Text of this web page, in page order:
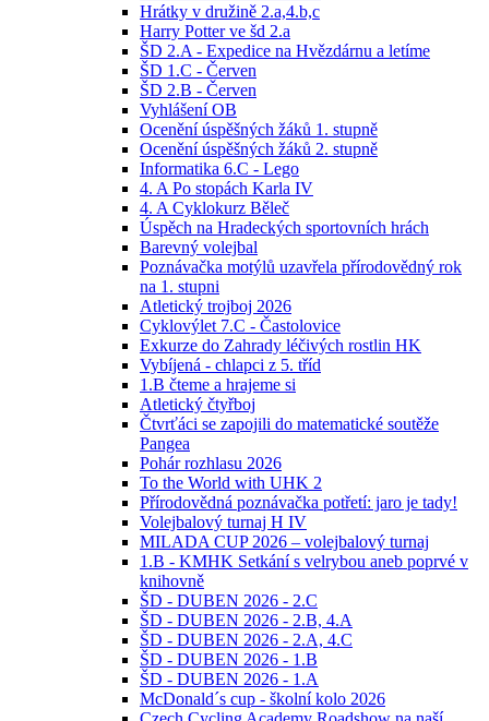
Hrátky v družině 2.a,4.b,c
Harry Potter ve šd 2.a
ŠD 2.A - Expedice na Hvězdárnu a letíme
ŠD 1.C - Červen
ŠD 2.B - Červen
Vyhlášení OB
Ocenění úspěšných žáků 1. stupně
Ocenění úspěšných žáků 2. stupně
Informatika 6.C - Lego
4. A Po stopách Karla IV
4. A Cyklokurz Běleč
Úspěch na Hradeckých sportovních hrách
Barevný volejbal
Poznávačka motýlů uzavřela přírodovědný rok
na 1. stupni
Atletický trojboj 2026
Cyklovýlet 7.C - Častolovice
Exkurze do Zahrady léčivých rostlin HK
Vybíjená - chlapci z 5. tříd
1.B čteme a hrajeme si
Atletický čtyřboj
Čtvrťáci se zapojili do matematické soutěže
Pangea
Pohár rozhlasu 2026
To the World with UHK 2
Přírodovědná poznávačka potřetí: jaro je tady!
Volejbalový turnaj H IV
MILADA CUP 2026 – volejbalový turnaj
1.B - KMHK Setkání s velrybou aneb poprvé v
knihovně
ŠD - DUBEN 2026 - 2.C
ŠD - DUBEN 2026 - 2.B, 4.A
ŠD - DUBEN 2026 - 2.A, 4.C
ŠD - DUBEN 2026 - 1.B
ŠD - DUBEN 2026 - 1.A
McDonald´s cup - školní kolo 2026